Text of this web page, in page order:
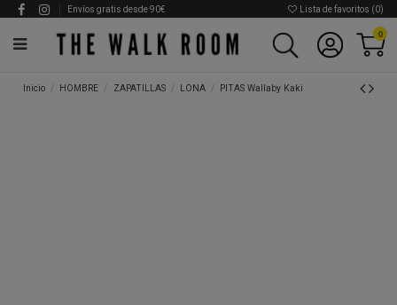
Envíos gratis desde 90€ Lista de favoritos (0)
0
Inicio HOMBRE ZAPATILLAS LONA PITAS Wallaby Kaki